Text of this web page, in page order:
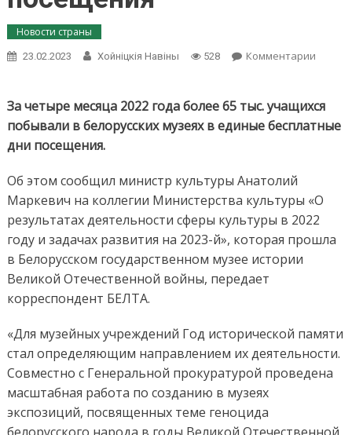
Новости страны
23.02.2023 Хойнiцкiя Навiны 528 Комментарииon
тыс.
в
в
музеях
в
За четыре месяца 2022 года более 65 тыс. учащихся
побывали в белорусских музеях в единые бесплатные
дни посещения.
Об этом сообщил министр культуры Анатолий
Маркевич на коллегии Министерства культуры «О
результатах деятельности сферы культуры в 2022
году и задачах развития на 2023-й», которая прошла
в Белорусском государственном музее истории
Великой Отечественной войны, передает
корреспондент БЕЛТА.
«Для музейных учреждений Год исторической памяти
стал определяющим направлением их деятельности.
Совместно с Генеральной прокуратурой проведена
масштабная работа по созданию в музеях
экспозиций, посвященных теме геноцида